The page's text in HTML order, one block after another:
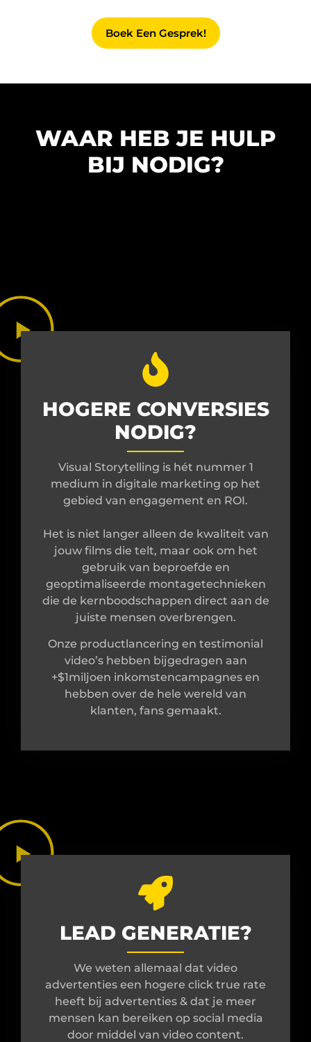
Boek Een Gesprek!
WAAR HEB JE HULP
BIJ NODIG?
HOGERE CONVERSIES
NODIG?
Visual Storytelling is hét nummer 1
medium in digitale marketing op het
gebied van engagement en ROI.
Het is niet langer alleen de kwaliteit van
jouw films die telt, maar ook om het
gebruik van beproefde en
geoptimaliseerde montagetechnieken
die de kernboodschappen direct aan de
juiste mensen overbrengen.
Onze productlancering en testimonial
video’s hebben bijgedragen aan
+$1miljoen inkomstencampagnes en
hebben over de hele wereld van
klanten, fans gemaakt.
LEAD GENERATIE?
We weten allemaal dat video
advertenties een hogere click true rate
heeft bij advertenties & dat je meer
mensen kan bereiken op social media
door middel van video content.